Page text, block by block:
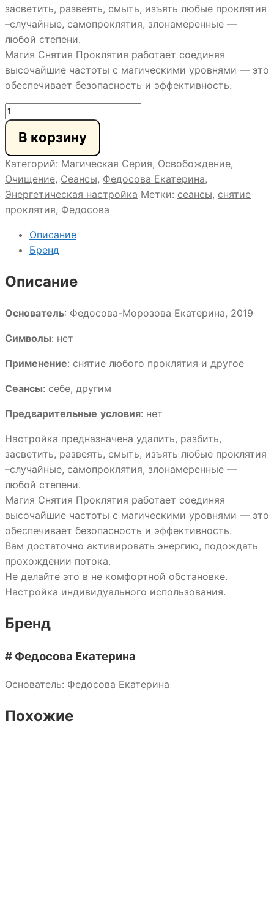
засветить, развеять, смыть, изъять любые проклятия
–случайные, самопроклятия, злонамеренные —
любой степени.
Магия Снятия Проклятия работает соединяя
высочайшие частоты с магическими уровнями — это
обеспечивает безопасность и эффективность.
Количество
товара
Магия
Снятия
Проклятия
В корзину
Категорий: Магическая Серия, Освобождение,
Очищение, Сеансы, Федосова Екатерина,
Энергетическая настройка Метки: сеансы, снятие
проклятия, Федосова
Описание
Бренд
Описание
Основатель: Федосова-Морозова Екатерина, 2019
Символы: нет
Применение: снятие любого проклятия и другое
Сеансы: себе, другим
Предварительные условия: нет
Настройка предназначена удалить, разбить,
засветить, развеять, смыть, изъять любые проклятия
–случайные, самопроклятия, злонамеренные —
любой степени.
Магия Снятия Проклятия работает соединяя
высочайшие частоты с магическими уровнями — это
обеспечивает безопасность и эффективность.
Вам достаточно активировать энергию, подождать
прохождении потока.
Не делайте это в не комфортной обстановке.
Настройка индивидуального использования.
Бренд
# Федосова Екатерина
Основатель: Федосова Екатерина
Похожие